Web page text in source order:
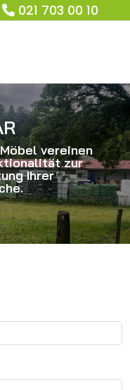
021 703 00 10
vereinen
zur
Ihrer